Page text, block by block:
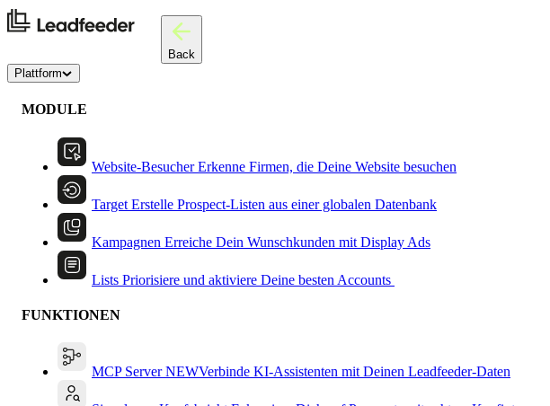
Back
Plattform
MODULE
Website-BesucherErkenne Firmen, die Deine Website besuchen
Target Erstelle Prospect-Listen aus einer globalen Datenbank
Kampagnen Erreiche Dein Wunschkunden mit Display Ads
Lists Priorisiere und aktiviere Deine besten Accounts
FUNKTIONEN
MCP ServerNEWVerbinde KI-Assistenten mit Deinen Leadfeeder-Daten